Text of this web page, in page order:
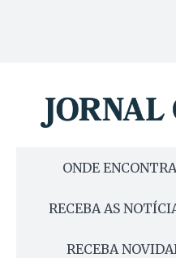
ONDE
RECEBA AS
RECEBA